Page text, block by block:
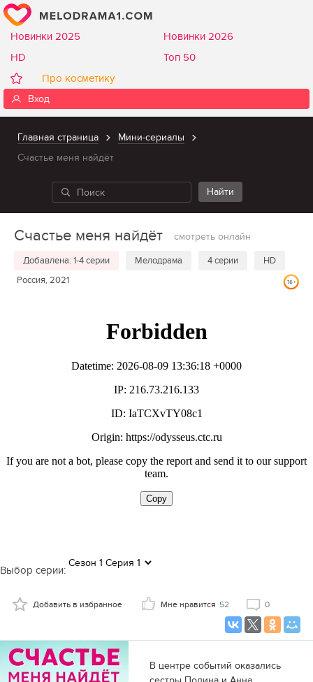
Новинки 2025
Новинки 2026
HD
Топ 50
Про косметику
Вход
Главная страница
Мини-сериалы
Счастье меня найдёт
Счастье меня найдёт смотреть онлайн
Добавлена: 1-4 серии Мелодрама 4 серии
HD
Россия, 2021
Выбор серии:
Добавить в избранное Мне нравится 52 0
В центре событий оказались